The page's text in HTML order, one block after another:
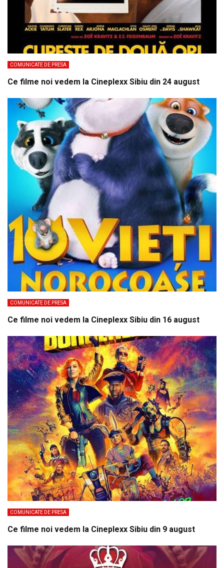
COMUNICATE DE PRESA
Ce filme noi vedem la Cineplexx Sibiu din 24 august
COMUNICATE DE PRESA
Ce filme noi vedem la Cineplexx Sibiu din 16 august
COMUNICATE DE PRESA
Ce filme noi vedem la Cineplexx Sibiu din 9 august